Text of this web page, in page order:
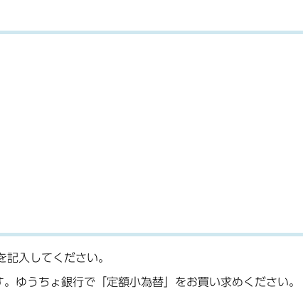
入してください。
うちょ銀行で「定額小為替」をお買い求めください。